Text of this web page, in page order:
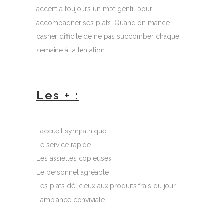
accent a toujours un mot gentil pour
accompagner ses plats. Quand on mange
casher difficile de ne pas succomber chaque
semaine à la tentation.
Les + :
L’accueil sympathique
Le service rapide
Les assiettes copieuses
Le personnel agréable
Les plats délicieux aux produits frais du jour
L’ambiance conviviale